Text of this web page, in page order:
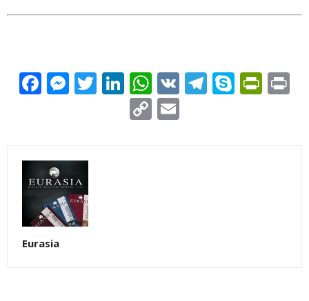
Facebook
Messenger
TwitterLinkedIn
WhatsApp
VK Telegram
Skype
Copy
Eurasia